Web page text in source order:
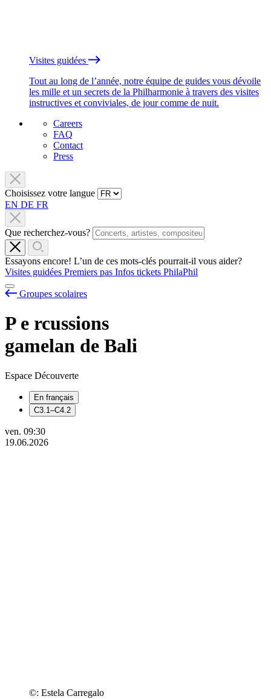
Visites guidées
Tout au long de l’année, notre équipe de guides vous dévoile
les mille et un secrets de la Philharmonie à travers des visites
instructives et conviviales, de jour comme de nuit.
Careers
FAQ
Contact
Press
Choisissez votre langue
EN DE FR
Que recherchez-vous?
Essayons encore! L’un de ces mots-clés pourrait-il vous aider?
Visites guidées Premiers pas Infos tickets PhilaPhil
Groupes scolaires
P e rcussions
gamelan de Bali
Espace Découverte
En français
C3.1–C4.2
ven. 09:30
19.06.2026
©: Estela Carregalo